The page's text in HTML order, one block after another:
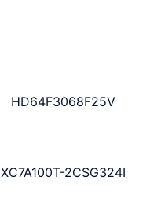
HD64F3068F25V
XC7A100T-2CSG324I